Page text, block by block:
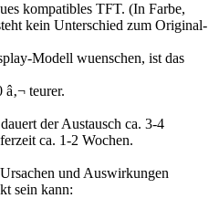
kompatibles TFT. (In Farbe,
kein Unterschied zum Original-
Modell wuenschen, ist das
teurer.
der Austausch ca. 3-4
ca. 1-2 Wochen.
und Auswirkungen
sein kann: